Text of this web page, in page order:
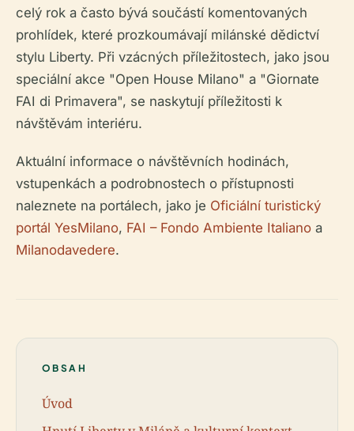
celý rok a často bývá součástí komentovaných
prohlídek, které prozkoumávají milánské dědictví
stylu Liberty. Při vzácných příležitostech, jako jsou
speciální akce "Open House Milano" a "Giornate
FAI di Primavera", se naskytují příležitosti k
návštěvám interiéru.
Aktuální informace o návštěvních hodinách,
vstupenkách a podrobnostech o přístupnosti
naleznete na portálech, jako je Oficiální turistický
portál YesMilano, FAI – Fondo Ambiente Italiano a
Milanodavedere.
OBSAH
Úvod